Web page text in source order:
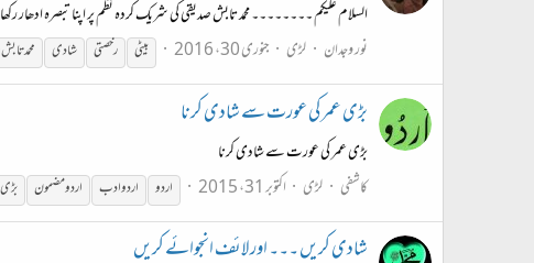
السلام علیکم ۔۔۔۔۔۔۔۔ محمد تابش صدیقی کی شریک کردہ نظم پر اپنا تبصرہ ادھار
نور وجدان
لڑی جنوری 30، 2016 بیٹی رخصتی شادی محمد
بڑی عمر کی عورت سے شادی کرنا
بڑی عمر کی عورت سے شادی کرنا
کاشفی
لڑی اکتوبر 31، 2015 اردو اردو ادب اردو مضمون
شادی کریں ۔۔۔ اور لائف انجوائے کریں